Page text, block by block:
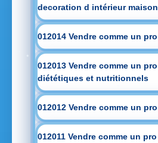
decoration d intérieur maison
012014 Vendre comme un
012013 Vendre comme un
diététiques et nutritionnels
012012 Vendre comme un
012011 Vendre comme un